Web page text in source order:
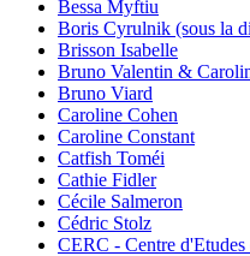
Bessa Myftiu
Boris Cyrulnik (sous la
Brisson Isabelle
Bruno Valentin &
Bruno Viard
Caroline Cohen
Caroline Constant
Catfish Toméi
Cathie Fidler
Cécile Salmeron
Cédric Stolz
CERC - Centre d'Etudes